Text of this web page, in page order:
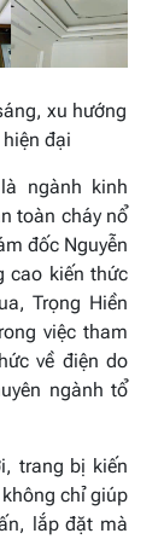
xu hướng
đại
ngành kinh
toàn cháy nổ
đốc Nguyễn
cao kiến thức
Trọng Hiền
việc tham
về điện do
ngành tổ
trang bị kiến
chỉ giúp
lắp đặt mà